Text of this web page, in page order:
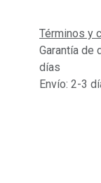
Términos y
Garantía de
días
Envío: 2-3